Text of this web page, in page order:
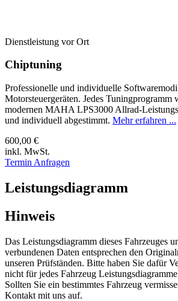
Dienstleistung vor Ort
Chiptuning
Professionelle und individuelle
Motorsteuergeräten. Jedes Tuningprogramm
modernen MAHA LPS3000 Allrad-
und individuell abgestimmt. Mehr erfahren ...
600,00 €
inkl. MwSt.
Termin Anfragen
Leistungsdiagramm
Hinweis
Das Leistungsdiagramm dieses Fahrzeuges
verbundenen Daten entsprechen den
unseren Prüfständen. Bitte haben Sie dafür
nicht für jedes Fahrzeug
Sollten Sie ein bestimmtes Fahrzeug
Kontakt mit uns auf.